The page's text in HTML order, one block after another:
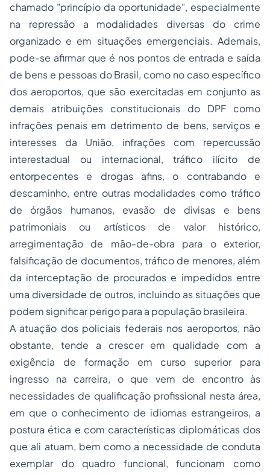
chamado "princípio da oportunidade", especialmente
na repressão a modalidades diversas do crime
organizado e em situações emergenciais. Ademais,
pode-se afirmar que é nos pontos de entrada e saída
de bens e pessoas do Brasil, como no caso específico
dos aeroportos, que são exercitadas em conjunto as
demais atribuições constitucionais do DPF como
infrações penais em detrimento de bens, serviços e
interesses da União, infrações com repercussão
interestadual ou internacional, tráfico ilícito de
entorpecentes e drogas afins, o contrabando e
descaminho, entre outras modalidades como tráfico
de órgãos humanos, evasão de divisas e bens
patrimoniais ou artísticos de valor histórico,
arregimentação de mão-de-obra para o exterior,
falsificação de documentos, tráfico de menores, além
da interceptação de procurados e impedidos entre
uma diversidade de outros, incluindo as situações que
podem significar perigo para a população brasileira.
A atuação dos policiais federais nos aeroportos, não
obstante, tende a crescer em qualidade com a
exigência de formação em curso superior para
ingresso na carreira, o que vem de encontro às
necessidades de qualificação profissional nesta área,
em que o conhecimento de idiomas estrangeiros, a
postura ética e com características diplomáticas dos
que ali atuam, bem como a necessidade de conduta
exemplar do quadro funcional, funcionam como